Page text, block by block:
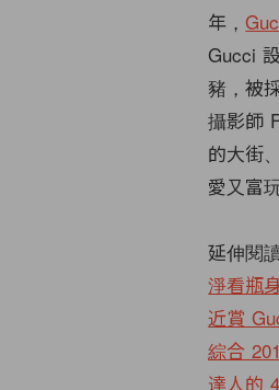
年，
Gucci
豬，被
攝影師
的大街
愛又富
延伸閱
淨看瓶
近賞
綜合
達人的